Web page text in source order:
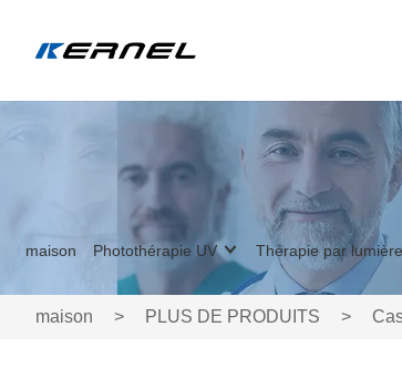
maison Photothérapie UV Thérapie par
maison > PLUS DE PRODUITS >